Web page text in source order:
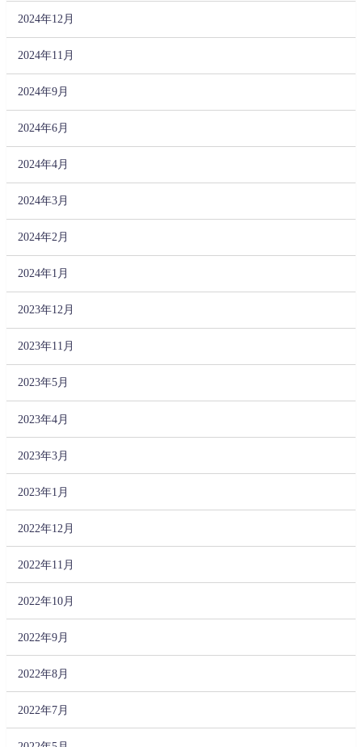
2024年12月
2024年11月
2024年9月
2024年6月
2024年4月
2024年3月
2024年2月
2024年1月
2023年12月
2023年11月
2023年5月
2023年4月
2023年3月
2023年1月
2022年12月
2022年11月
2022年10月
2022年9月
2022年8月
2022年7月